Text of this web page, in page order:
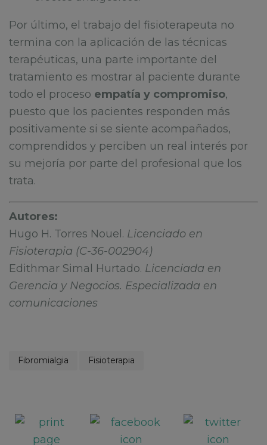
Por último, el trabajo del fisioterapeuta no
termina con la aplicación de las técnicas
terapéuticas, una parte importante del
tratamiento es mostrar al paciente durante
todo el proceso empatía y compromiso,
puesto que los pacientes responden más
positivamente si se siente acompañados,
comprendidos y perciben un real interés por
su mejoría por parte del profesional que los
trata.
Autores:
Hugo H. Torres Nouel. Licenciado en
Fisioterapia (C-36-002904)
Edithmar Simal Hurtado. Licenciada en
Gerencia y Negocios. Especializada en
comunicaciones
Fibromialgia Fisioterapia